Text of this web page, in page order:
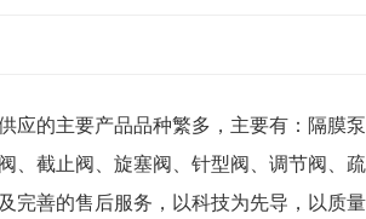
应的主要产品品种繁多，主要有：隔膜
、截止阀、旋塞阀、针型阀、调节阀、
完善的售后服务，以科技为先导，以质